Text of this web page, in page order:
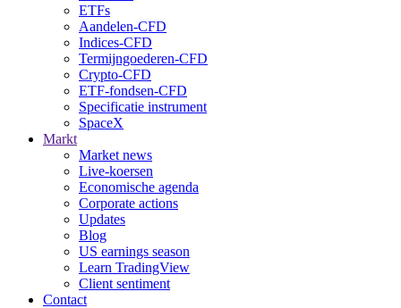
ETFs
Aandelen-CFD
Indices-CFD
Termijngoederen-CFD
Crypto-CFD
ETF-fondsen-CFD
Specificatie instrument
SpaceX
Markt
Market news
Live-koersen
Economische agenda
Corporate actions
Updates
Blog
US earnings season
Learn TradingView
Client sentiment
Contact